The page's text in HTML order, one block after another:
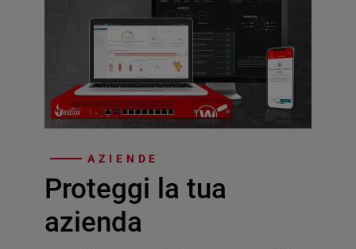
AZIENDE
Proteggi la tua
azienda